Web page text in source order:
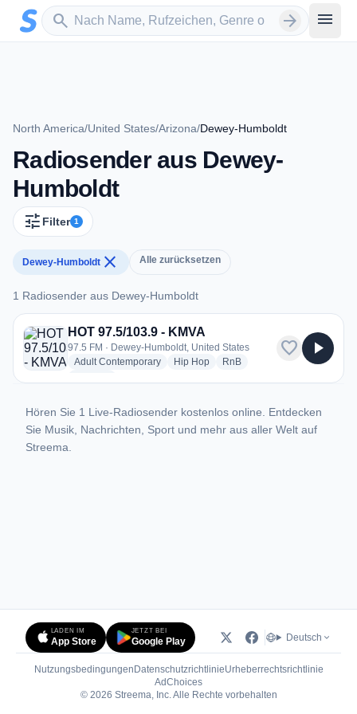
Zum Hauptinhalt springen
search
Sender suchen arrow_forward menu
North America/United States/Arizona/Dewey-Humboldt
Radiosender aus Dewey-
Humboldt
tune Filter 1
Dewey-Humboldt close Alle zurücksetzen
1 Radiosender aus Dewey-Humboldt
1 Radiosender aus Dewey-Humboldt
HOT 97.5/103.9 - KMVA
97.5 FM · Dewey-Humboldt, United States
Adult Contemporaryradio stations
Hip Hopradio stations
RnBradio stations
favorite play_arrow
Hören Sie 1 Live-Radiosender kostenlos online. Entdecken
Sie Musik, Nachrichten, Sport und mehr aus aller Welt auf
Streema.
LADEN IM
App Store
JETZT BEI
Google Play Deutsch
Nutzungsbedingungen DatenschutzrichtlinieUrheberrechtsrichtlinie
AdChoices(öffnet in neuem Tab)
© 2026 Streema, Inc. Alle Rechte vorbehalten